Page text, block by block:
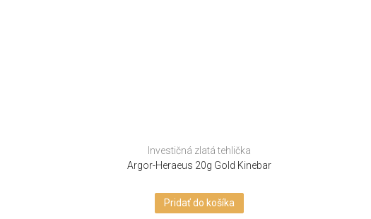
Investičná zlatá tehlička
Argor-Heraeus 20g Gold Kinebar
Pridať do košíka